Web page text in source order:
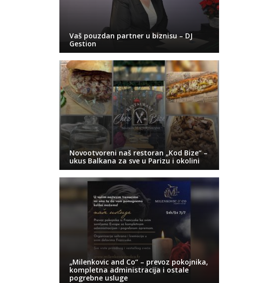
Vaš pouzdan partner u biznisu – DJ
Gestion
Novootvoreni naš restoran „Kod Bize“ –
ukus Balkana za sve u Parizu i okolini
„Milenkovic and Co“ – prevoz pokojnika,
kompletna administracija i ostale
pogrebne usluge